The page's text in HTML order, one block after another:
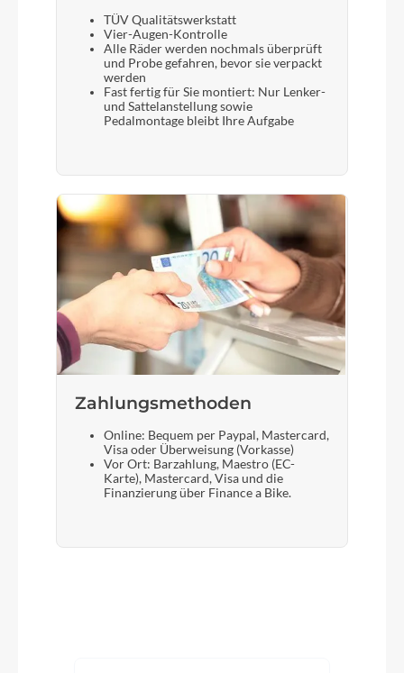
TÜV Qualitätswerkstatt
Vier-Augen-Kontrolle
Alle Räder werden nochmals überprüft
und Probe gefahren, bevor sie verpackt
werden
Fast fertig für Sie montiert: Nur Lenker-
und Sattelanstellung sowie
Pedalmontage bleibt Ihre Aufgabe
Zahlungsmethoden
Online: Bequem per Paypal, Mastercard,
Visa oder Überweisung (Vorkasse)
Vor Ort: Barzahlung, Maestro (EC-
Karte), Mastercard, Visa und die
Finanzierung über Finance a Bike.